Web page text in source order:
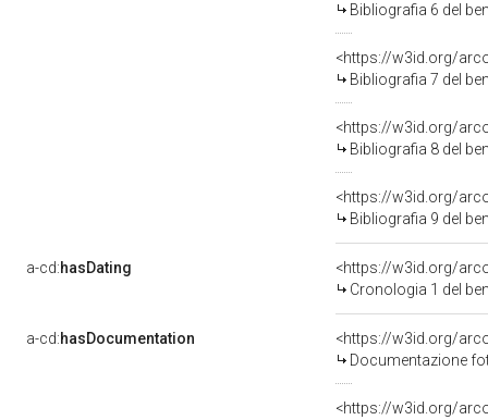
Bibliografia 6 del
<https://w3id.org/
Bibliografia 7 del
<https://w3id.org/
Bibliografia 8 del
<https://w3id.org/
Bibliografia 9 del
a-cd:hasDating
<https://w3id.org/
Cronologia 1 del
a-cd:hasDocumentation
Documentazione